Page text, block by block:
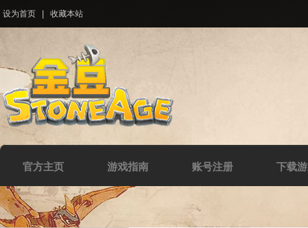
设为首页 收藏本站
官方主页 游戏指南 账号注册 下载